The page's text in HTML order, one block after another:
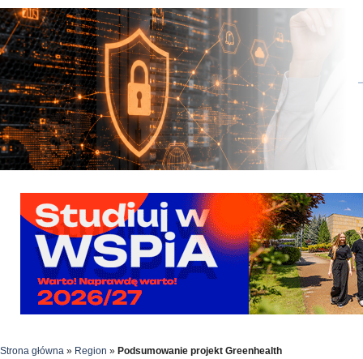
Strona główna » Region » Podsumowanie projekt Greenhealth